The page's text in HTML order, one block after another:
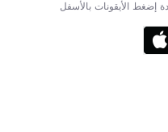
إضغط الأيقونات بالأسفل